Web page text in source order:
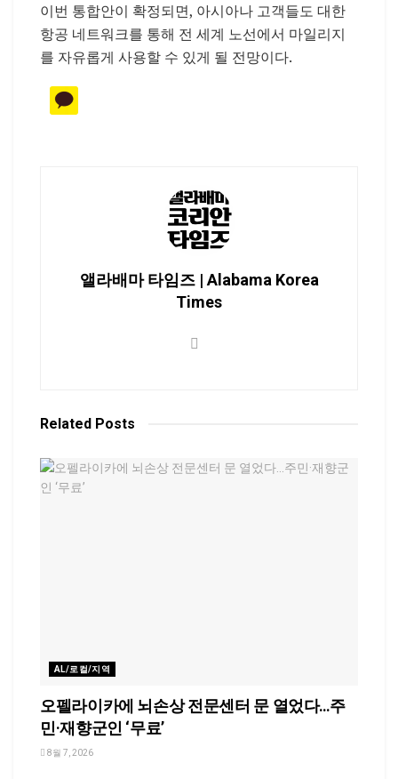
이번 통합안이 확정되면, 아시아나 고객들도 대한
항공 네트워크를 통해 전 세계 노선에서 마일리지
를 자유롭게 사용할 수 있게 될 전망이다.
앨라배마 타임즈 | Alabama Korea
Times
Related Posts
AL/로컬/지역
오펠라이카에 뇌손상 전문센터 문 열었다…주
민·재향군인 ‘무료’
8월 7, 2026